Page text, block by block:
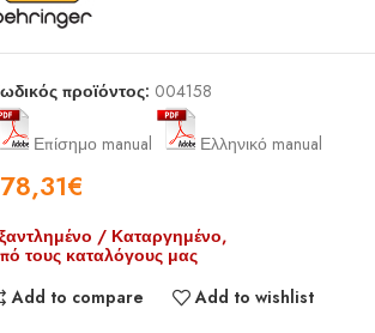
προϊόντος: 004158
Επίσημο manual Ελληνικό manual
€
/ Καταργημένο,
τους καταλόγους μας
Add to compare
Add to wishlist